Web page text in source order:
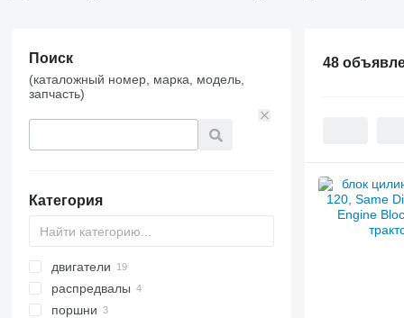
Поиск
(каталожный номер, марка, модель,
запчасть)
Категория
двигатели
распредвалы
поршни
48